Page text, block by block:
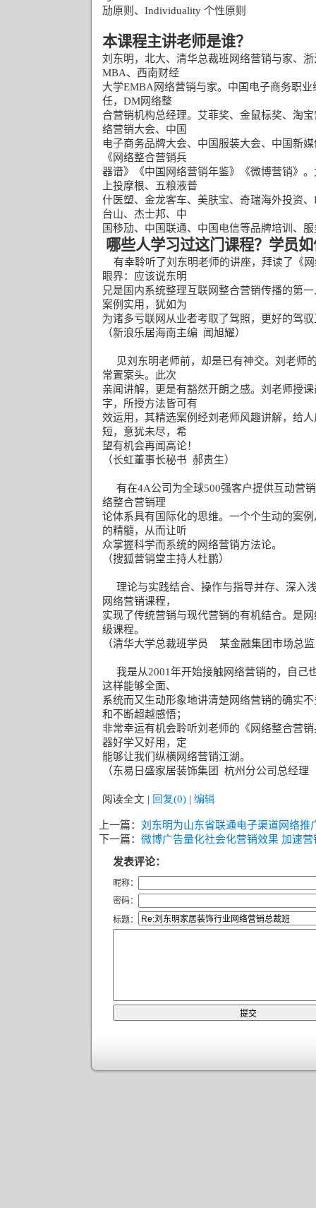
劢原则、 Individuality 个性原则
本课程主讲老师是谁？
刘东明，北大、清华总裁班网络营销与家、
MBA、西南财经
大学EMBA 网络营销与家。中国电子商务职
任， DM网络整
合营销机构总经理。艾菲奖、金鼠标奖、淘
络营销大会、中国
电子商务品牌大会、中国服装大会、中国新
《网络整合营销兵
器谱》《中国网络营销年鉴》《微博营销》
上投摩根、五粮液普
什医塑、金龙客车、美肤宝、奇瑞海外投资、
台山、杰士邦、中
国移劢、中国联通、中国电信等品牌培训、
哪些人学习过这门课程？学员
有幸聆听了刘东明老师的讲座，拜读了《
眼界：应该说东明
兄是国内系统整理互联网整合营销传播的第
案例实用，犹如为
为诸多亏联网从业者考取了驾照，更好的驾
（新浪乐居海南主编
闻旭耀）
见刘东明老师前，却是已有神交。刘老师
常置案头。此次
亲闻讲解，更是有豁然开朗之感。刘老师授
字，所授方法皆可有
效运用，其精选案例经刘老师风趣讲解，给
短，意犹未尽，希
望有机会再闻高论！
（长虹董事长秘书 郝贵生）
有在4A公司为全球500强客户提供互动营
络整合营销理
论体系具有国际化的思维。一个个生动的案
的精髓，从而让听
众掌握科学而系统的网络营销方法论。
（搜狐营销堂主持人杜鹏）
理论与实践结合、操作与指导并存、深入
网络营销课程，
实现了传统营销与现代营销的有机结合。是
级课程。
（清华大学总裁班学员
某金融集团市场总监
我是从2001年开始接触网络营销的，自己
这样能够全面、
系统而又生动形象地讲清楚网络营销的确实
和不断超越感悟；
非常幸运有机会聆听刘老师的《网络整合营
器好学又好用，定
能够让我们纵横网络营销江湖。
（东易日盛家居装饰集团
杭州分公司总经理
阅读全文 | 回复(0) | 编辑
上一篇： 刘东明为山东省联通电子渠道网络推
下一篇： 微博广告量化社会化营销效果 加速
发表评论：
昵称：
密码：
标题：